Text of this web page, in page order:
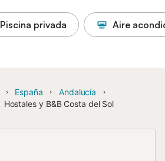
Piscina privada Aire
España
Andalucía
Hostales y B&B Costa del Sol